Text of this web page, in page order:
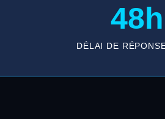
48h
DÉLAI DE